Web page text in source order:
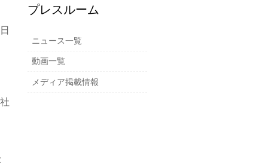
プレスルーム
ニュース一覧
動画一覧
メディア掲載情報